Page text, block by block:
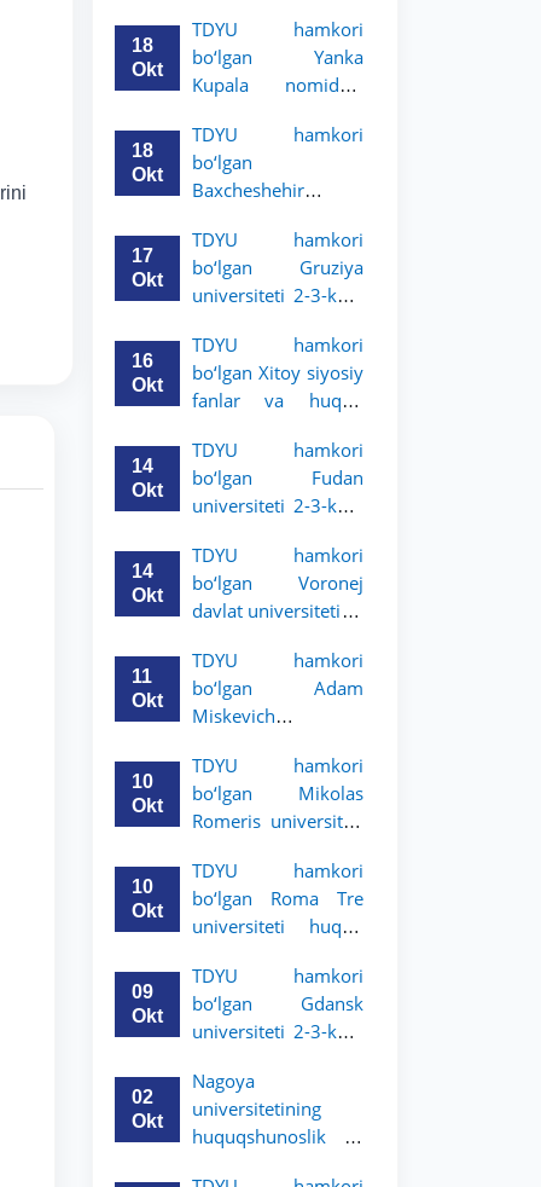
akademik mobillik
dasturini e’lon qiladi
18
Okt
TDYU hamkori
bo‘lgan Yanka
Kupala nomidagi
universiteti 2-3-
bosqich talabalari
uchun akademik
e’lon qildi
18
Okt
TDYU hamkori
bo‘lgan
Baxcheshehir
bosqich talabalari
uchun akademik
mobillik dasturini
17
Okt
TDYU hamkori
bo‘lgan Gruziya
universiteti 2-3-kurs
akademik mobillik
dasturini e’lon qildi
16
Okt
TDYU hamkori
bo‘lgan Xitoy siyosiy
fanlar va huquq
talabalari uchun
akademik mobillik
dasturini e’lon qildi
14
Okt
TDYU hamkori
bo‘lgan Fudan
universiteti 2-3-kurs
akademik mobillik
dasturini e’lon qildi
14
Okt
TDYU hamkori
bo‘lgan Voronej
davlat universiteti 2-
uchun akademik
mobillik dasturini
e’lon qildi
11
Okt
TDYU hamkori
bo‘lgan Adam
Miskevich
bosqich talabalari
uchun akademik
mobillik dasturini
10
Okt
TDYU hamkori
bo‘lgan Mikolas
Romeris universiteti
uchun akademik
mobillik dasturini
e’lon qildi
10
Okt
TDYU hamkori
bo‘lgan Roma Tre
universiteti huquq
talabalari uchun
akademik mobillik
dasturini e’lon qildi
09
Okt
TDYU hamkori
bo‘lgan Gdansk
universiteti 2-3-kurs
akademik mobillik
dasturini e’lon qildi
02
Okt
Nagoya
universitetining
huquqshunoslik va